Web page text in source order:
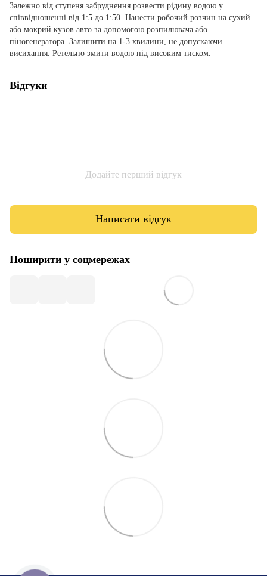
Залежно від ступеня забруднення розвести рідину водою у
співвідношенні від 1:5 до 1:50. Нанести робочий розчин на сухий
або мокрий кузов авто за допомогою розпилювача або
піногенератора. Залишити на 1-3 хвилини, не допускаючи
висихання. Ретельно змити водою під високим тиском.
Відгуки
Додайте перший відгук
Написати відгук
Поширити у соцмережах